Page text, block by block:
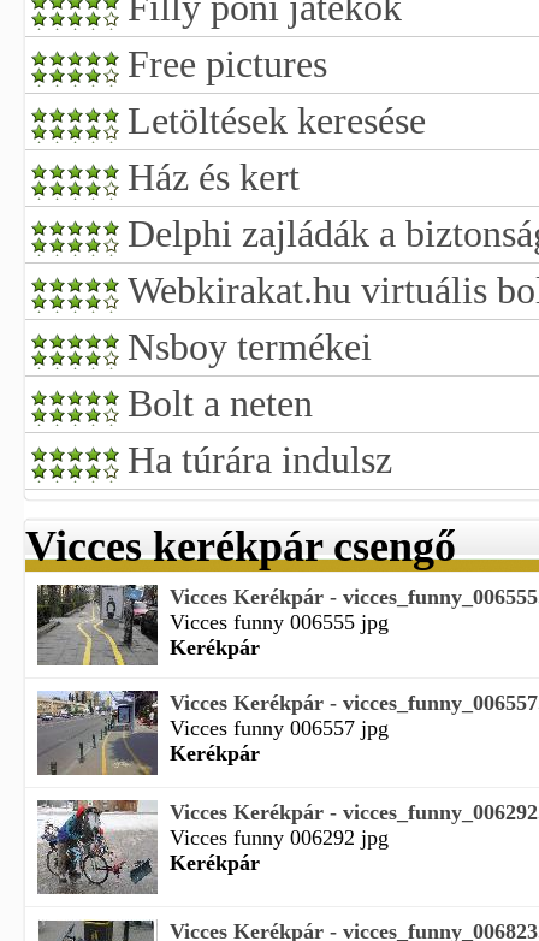
Free pictures
Letöltések keresése
Ház és kert
Delphi zajládák a
Webkirakat.hu virtuális
Nsboy termékei
Bolt a neten
Ha túrára indulsz
Vicces kerékpár csengő
Vicces Kerékpár -
Vicces funny 006555 jpg
Kerékpár
Vicces Kerékpár -
Vicces funny 006557 jpg
Kerékpár
Vicces Kerékpár -
Vicces funny 006292 jpg
Kerékpár
Vicces Kerékpár -